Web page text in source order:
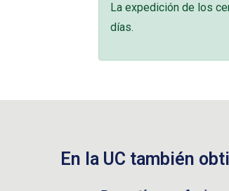
La expedición de los
días.
En la UC también